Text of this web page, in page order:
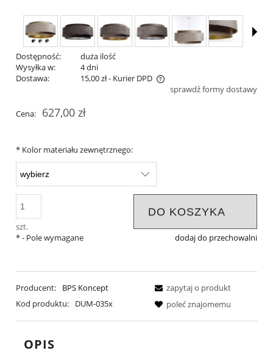
Dostępność:
duża ilość
Wysyłka w:
4 dni
Dostawa:
15,00 zł- Kurier DPD
Cena nie zawiera ewentualnych kosztów płatnościsprawdź formy dostawy
Cena: 627,00 zł
* Kolor materiału zewnętrznego:
szt.
DO KOSZYKA
dodaj do przechowalni
*- Pole wymagane
Producent:
BPS Koncept
Kod produktu:
DUM-035x
zapytaj o produkt
poleć znajomemu
OPIS